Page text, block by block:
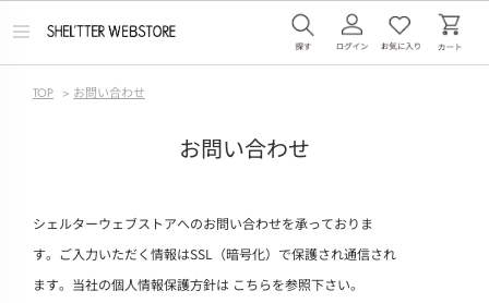
メ
TOP > お問い合わせ
お問い合わせ
シェルターウェブストアへのお問い合わせを承っておりま
す。ご入力いただく情報はSSL（暗号化）で保護され通信され
ます。当社の個人情報保護方針は こちらを参照下さい。